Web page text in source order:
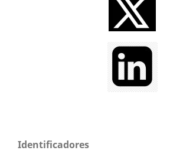
Identificadores